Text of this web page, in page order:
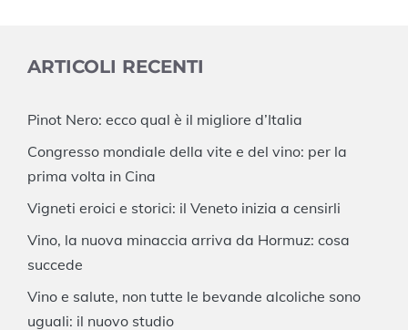
ARTICOLI RECENTI
Pinot Nero: ecco qual è il migliore d’Italia
Congresso mondiale della vite e del vino: per la
prima volta in Cina
Vigneti eroici e storici: il Veneto inizia a censirli
Vino, la nuova minaccia arriva da Hormuz: cosa
succede
Vino e salute, non tutte le bevande alcoliche sono
uguali: il nuovo studio